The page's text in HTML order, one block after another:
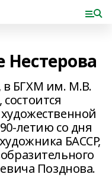
Нестерова
в БГХМ им. М.В.
состоится
летию со дня
БАССР,
Позднова.